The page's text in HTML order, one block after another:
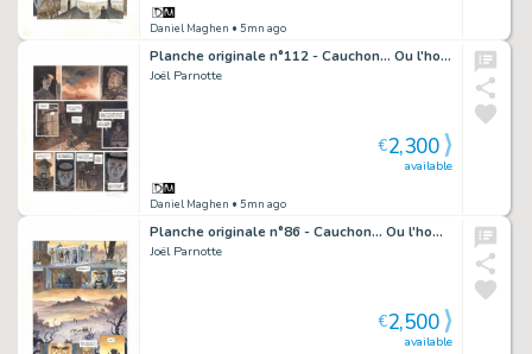
Daniel Maghen • 5mn ago
Planche originale n°112 - Cauchon... Ou l'homme qui tua Jeanne d'Arc
Joël Parnotte
Daniel Maghen • 5mn ago
available
€2,300
Planche originale n°86 - Cauchon... Ou l'homme qui tua Jeanne d'Arc
Joël Parnotte
available
€2,500